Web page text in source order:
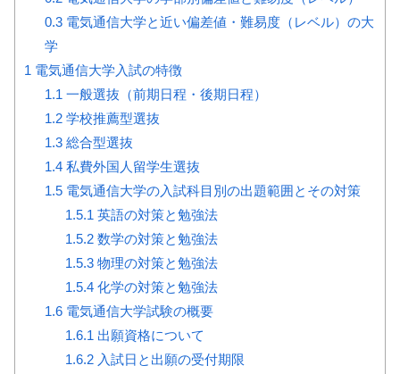
0.3電気通信大学と近い偏差値・難易度（レベル）の大
学
1 電気通信大学入試の特徴
1.1 一般選抜（前期日程・後期日程）
1.2学校推薦型選抜
1.3総合型選抜
1.4私費外国人留学生選抜
1.5電気通信大学の入試科目別の出題範囲とその対策
1.5.1 英語の対策と勉強法
1.5.2数学の対策と勉強法
1.5.3物理の対策と勉強法
1.5.4化学の対策と勉強法
1.6電気通信大学試験の概要
1.6.1 出願資格について
1.6.2入試日と出願の受付期限